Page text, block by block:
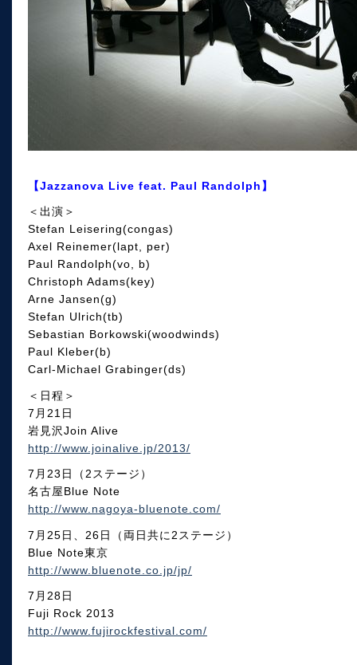
【Jazzanova Live feat. Paul Randolph】
＜出演＞
Stefan Leisering(congas)
Axel Reinemer(lapt, per)
Paul Randolph(vo, b)
Christoph Adams(key)
Arne Jansen(g)
Stefan Ulrich(tb)
Sebastian Borkowski(woodwinds)
Paul Kleber(b)
Carl-Michael Grabinger(ds)
＜日程＞
7月21日
岩見沢Join Alive
http://www.joinalive.jp/2013/
7月23日（2ステージ）
名古屋Blue Note
http://www.nagoya-bluenote.com/
7月25日、26日（両日共に2ステージ）
Blue Note東京
http://www.bluenote.co.jp/jp/
7月28日
Fuji Rock 2013
http://www.fujirockfestival.com/